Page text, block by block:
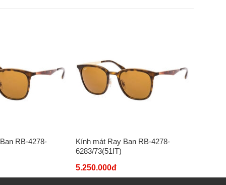
RB-4278-
Kính mát Ray Ban RB-4278-
6283/73(51IT)
5.250.000đ